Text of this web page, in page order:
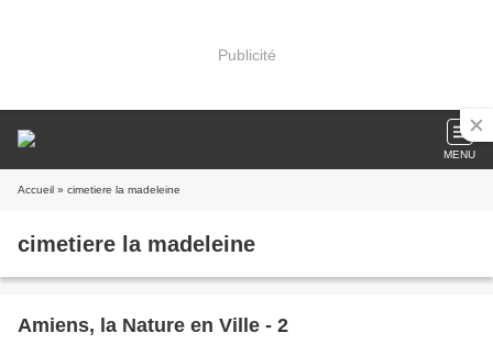
Publicité
MENU
Accueil » cimetiere la madeleine
cimetiere la madeleine
Amiens, la Nature en Ville - 2